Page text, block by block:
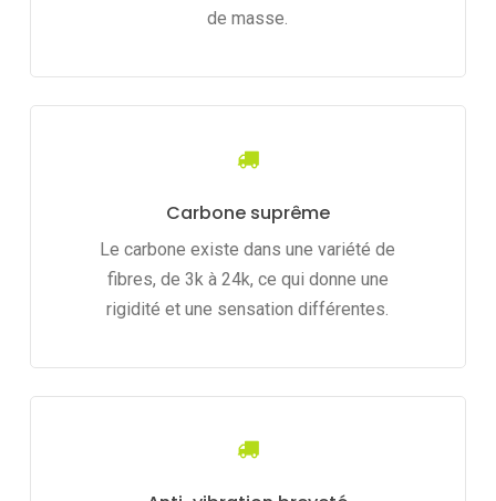
de masse.
Carbone suprême
Le carbone existe dans une variété de
fibres, de 3k à 24k, ce qui donne une
rigidité et une sensation différentes.